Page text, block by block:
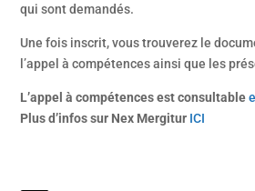
qui sont demandés.
Une fois inscrit, vous trouverez le
l’appel à compétences ainsi que les
L’appel à compétences est consultable
Plus d’infos sur Nex Mergitur ICI